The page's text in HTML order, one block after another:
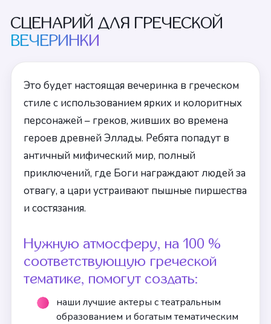
СЦЕНАРИЙ ДЛЯ ГРЕЧЕСКОЙ
ВЕЧЕРИНКИ
Это будет настоящая вечеринка в греческом
стиле с использованием ярких и колоритных
персонажей – греков, живших во времена
героев древней Эллады. Ребята попадут в
античный мифический мир, полный
приключений, где Боги награждают людей за
отвагу, а цари устраивают пышные пиршества
и состязания.
Нужную атмосферу, на 100 %
соответствующую греческой
тематике, помогут создать:
наши лучшие актеры с театральным
образованием и богатым тематическим